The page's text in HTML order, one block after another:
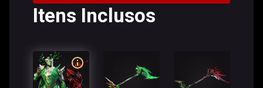
Itens Inclusos